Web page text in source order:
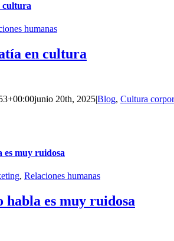
cultura
humanas
en cultura
junio 20th, 2025|Blog, Cultura
es muy ruidosa
, Relaciones humanas
habla es muy ruidosa